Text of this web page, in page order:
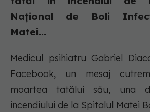
Național de Boli
Matei...
Medicul psihiatru Gabriel
Facebook, un mesaj
moartea tatălui său, una
incendiului de la Spitalul Matei